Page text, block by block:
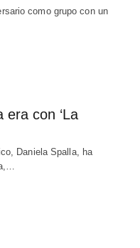
como grupo con un
era con ‘La
Daniela Spalla, ha